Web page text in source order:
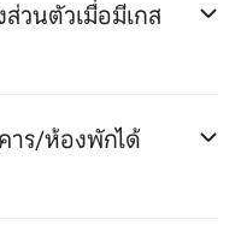
วนตัวเมื่อมีเกส
าร/ห้องพักได้